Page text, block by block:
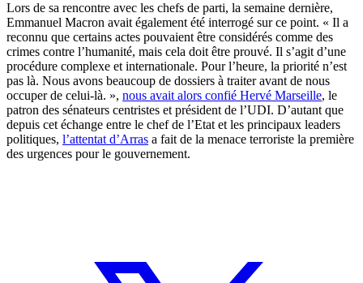
Lors de sa rencontre avec les chefs de parti, la semaine dernière,
Emmanuel Macron avait également été interrogé sur ce point. « Il a
reconnu que certains actes pouvaient être considérés comme des
crimes contre l’humanité, mais cela doit être prouvé. Il s’agit d’une
procédure complexe et internationale. Pour l’heure, la priorité n’est
pas là. Nous avons beaucoup de dossiers à traiter avant de nous
occuper de celui-là. », nous avait alors confié Hervé Marseille, le
patron des sénateurs centristes et président de l’UDI. D’autant que
depuis cet échange entre le chef de l’Etat et les principaux leaders
politiques, l’attentat d’Arras a fait de la menace terroriste la première
des urgences pour le gouvernement.